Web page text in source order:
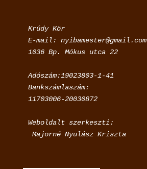
Krúdy Kör
E-mail: nyibamester@gmail.com
1036 Bp. Mókus utca 22
Adószám:19023803-1-41
Bankszámlaszám:
11703006-20030872
Weboldalt szerkeszti:
Majorné Nyulász Kriszta